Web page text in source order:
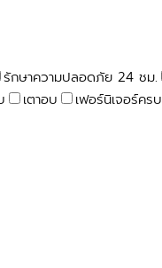
รักษาความปลอดภัย 24 ชม.
เตาอบ เฟอร์นิเจอร์ครบ